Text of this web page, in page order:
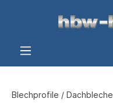
springen
Blechprofile / Dachbleche